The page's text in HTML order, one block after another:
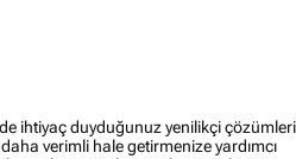
ihtiyaç duyduğunuz yenilikçi çözümleri
verimli hale getirmenize yardımcı